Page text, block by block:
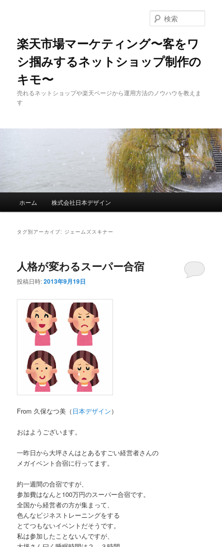
楽天市場マーケティング〜客をワ
シ掴みするネットショップ制作の
キモ〜
売れるネットショップや楽天ページから運用方法のノウハウを教えま
す
索
メインコンテンツへ移動
サブコンテンツへ移動
ホーム 株式会社日本デザイン
タグ別アーカイブ: ジェームズスキナー
人格が変わるスーパー合宿
投稿日時:2013年9月19日
From 久保なつ美（ 日本デザイン）
おはようございます。
一昨日から大坪さんはとあるすごい経営者さんの
メガイベント合宿に行ってます。
約一週間の合宿ですが、
参加費はなんと100万円のスーパー合宿です。
全国から経営者の方が集まって、
色んなビジネストレーニングをする
とてつもないイベントだそうです。
私は参加したことないんですが、